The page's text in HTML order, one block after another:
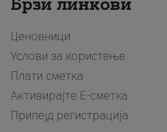
Брзи линкови
Ценовници
Услови за користење
Плати сметка
Активирајте Е-сметка
Припејд регистрација